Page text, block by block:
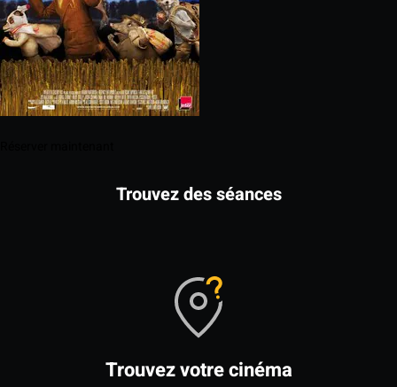
Trouvez des séances
Trouvez votre cinéma